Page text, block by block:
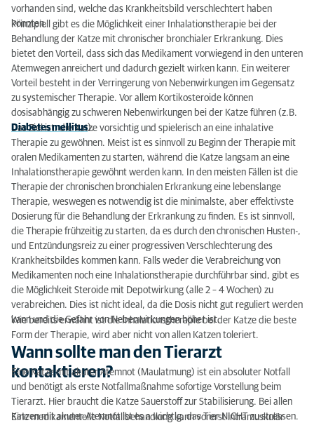
vorhanden sind, welche das Krankheitsbild verschlechtert haben
könnten.
Prinzipiell gibt es die Möglichkeit einer Inhalationstherapie bei der
Behandlung der Katze mit chronischer bronchialer Erkrankung. Dies
bietet den Vorteil, dass sich das Medikament vorwiegend in den unteren
Atemwegen anreichert und dadurch gezielt wirken kann. Ein weiterer
Vorteil besteht in der Verringerung von Nebenwirkungen im Gegensatz
zu systemischer Therapie. Vor allem Kortikosteroide können
dosisabhängig zu schweren Nebenwirkungen bei der Katze führen (z.B.
Diabetes mellitus).
Das Ziel ist, die Katze vorsichtig und spielerisch an eine inhalative
Therapie zu gewöhnen. Meist ist es sinnvoll zu Beginn der Therapie mit
oralen Medikamenten zu starten, während die Katze langsam an eine
Inhalationstherapie gewöhnt werden kann. In den meisten Fällen ist die
Therapie der chronischen bronchialen Erkrankung eine lebenslange
Therapie, weswegen es notwendig ist die minimalste, aber effektivste
Dosierung für die Behandlung der Erkrankung zu finden. Es ist sinnvoll,
die Therapie frühzeitig zu starten, da es durch den chronischen Husten-,
und Entzündungsreiz zu einer progressiven Verschlechterung des
Krankheitsbildes kommen kann. Falls weder die Verabreichung von
Medikamenten noch eine Inhalationstherapie durchführbar sind, gibt es
die Möglichkeit Steroide mit Depotwirkung (alle 2 – 4 Wochen) zu
verabreichen. Dies ist nicht ideal, da die Dosis nicht gut reguliert werden
kann und die Gefahr von Nebenwirkungen höher ist.
Wie bereits erwähnt ist die Inhalationstherapie bei der Katze die beste
Form der Therapie, wird aber nicht von allen Katzen toleriert.
Wann sollte man den Tierarzt
kontaktieren?
Eine Katze mit akuter Atemnot (Maulatmung) ist ein absoluter Notfall
und benötigt als erste Notfallmaßnahme sofortige Vorstellung beim
Tierarzt. Hier braucht die Katze Sauerstoff zur Stabilisierung. Bei allen
Katzen mit akuter Atemnot ist es a wichtig, das Tier NICHT zu stressen.
Eine medikamentelle Notfallbehandlung kann vorerst intramuskulär